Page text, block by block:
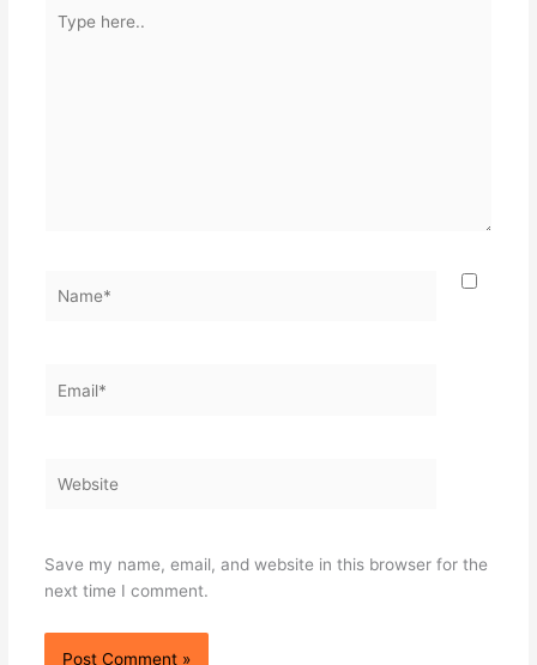
here..
Save my name, email, and website in this browser for the
next time I comment.